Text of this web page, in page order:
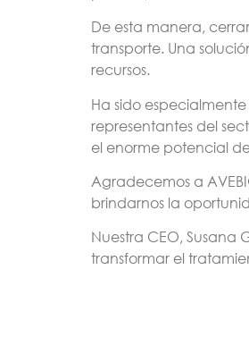
De esta manera,
transporte. Una
recursos.
Ha sido
representantes del
el enorme potencial
Agradecemos a
brindarnos la
Nuestra CEO,
transformar el